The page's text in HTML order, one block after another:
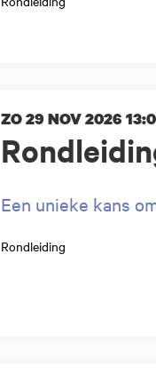
ZO 29 NOV 2026
Een unieke kans
Rondleiding